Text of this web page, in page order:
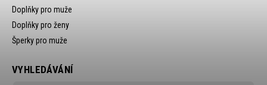
Doplňky pro muže
Doplňky pro ženy
Šperky pro muže
VYHLEDÁVÁNÍ